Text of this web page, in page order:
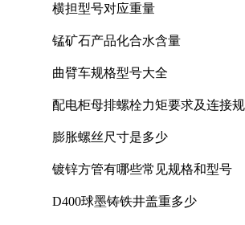
横担型号对应重量
锰矿石产品化合水含量
曲臂车规格型号大全
配电柜母排螺栓力矩要求及连接
膨胀螺丝尺寸是多少
镀锌方管有哪些常见规格和型号
D400球墨铸铁井盖重多少